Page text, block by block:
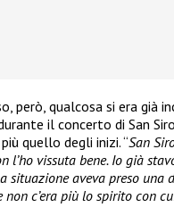
però, qualcosa si era già
il concerto di San
quello degli inizi. “San
l’ho vissuta bene. Io già
situazione aveva preso una
c’era più lo spirito con